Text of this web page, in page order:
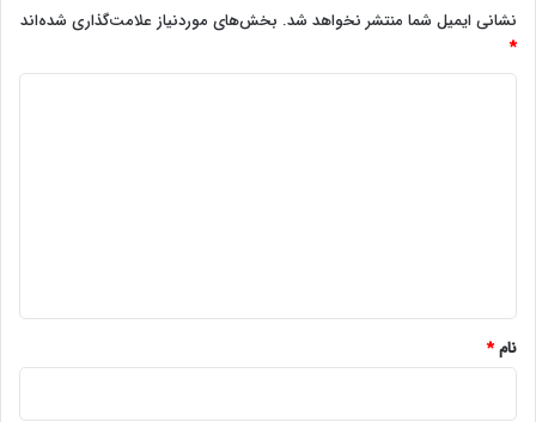
نشانی ایمیل شما منتشر نخواهد شد. بخش‌های موردنیاز علامت‌گذاری شده‌اند
*
نام*